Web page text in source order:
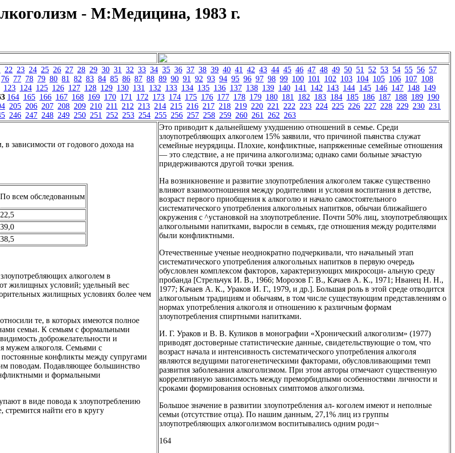
- М:Медицина, 1983 г.
22 23 24 25 26 27 28 29 30 31 32 33 34 35 36 37 38 39 40 41 42 43 44 45 46 47 48 49 50 51 52 53 54 55 56 57
76 77 78 79 80 81 82 83 84 85 86 87 88 89 90 91 92 93 94 95 96 97 98 99 100 101 102 103 104 105 106 107 108
123 124 125 126 127 128 129 130 131 132 133 134 135 136 137 138 139 140 141 142 143 144 145 146 147 148 149
164 165 166 167 168 169 170 171 172 173 174 175 176 177 178 179 180 181 182 183 184 185 186 187 188 189 190
205 206 207 208 209 210 211 212 213 214 215 216 217 218 219 220 221 222 223 224 225 226 227 228 229 230 231
246 247 248 249 250 251 252 253 254 255 256 257 258 259 260 261 262 263
зависимости от годового дохода на
По всем обследованным
22,5
39,0
38,5
алкоголем в
жилищных условий; удельный вес
жилищных условиях более чем
те, в которых имеются полное
семьи. К семьям с формальными
доброжелательности и
мужем алкоголя. Семьями с
конфликты между супругами
поводам. Подавляющее большинство
и формальными
в виде повода к злоупотреблению
стремится найти его в кругу
Это приводит к дальнейшему ухудшению отношений в семье. Среди
злоупотребляющих алкоголем 15% заявили, что причиной пьянства служат
семейные неурядицы. Плохие, конфликтные, напряженные семейные отношения
— это следствие, а не причина алкоголизма; однако сами больные зачастую
придерживаются другой точки зрения.
На возникновение и развитие злоупотребления алкоголем также существенно
влияют взаимоотношения между родителями и условия воспитания в детстве,
возраст первого приобщения к алкоголю и начало самостоятельного
систематического употребления алкогольных напитков, обычаи ближайшего
окружения с ^установкой на злоупотребление. Почти 50% лиц, злоупотребляющих
алкогольными напитками, выросли в семьях, где отношения между родителями
были конфликтными.
Отечественные ученые неоднократно подчеркивали, что начальный этап
систематического употребления алкогольных напитков в первую очередь
обусловлен комплексом факторов, характеризующих микросоци- альную среду
пробанда [Стрельчук И. В., 1966; Морозов Г. В., Качаев А. К., 1971; Нванец Н. Н.,
1977; Качаев А. К., Ураков И. Г., 1979, и др.]. Большая роль в этой среде отводится
алкогольным традициям и обычаям, в том числе существующим представлениям о
нормах употребления алкоголя и отношению к различным формам
злоупотребления спиртными напитками.
И. Г. Ураков и В. В. Куликов в монографии «Хронический алкоголизм» (1977)
приводят достоверные статистические данные, свидетельствующие о том, что
возраст начала и интенсивность систематического употребления алкоголя
являются ведущими патогенетическими факторами, обусловливающими темп
развития заболевания алкоголизмом. При этом авторы отмечают существенную
коррелятивную зависимость между преморбидпыми особенностями личности и
сроками формирования основных симптомов алкоголизма.
Большое значение в развитии злоупотребления ал- коголем имеют и неполные
семьи (отсутствие отца). По нашим данным, 27,1% лиц из группы
злоупотребляющих алкоголизмом воспитывались одним роди¬
164